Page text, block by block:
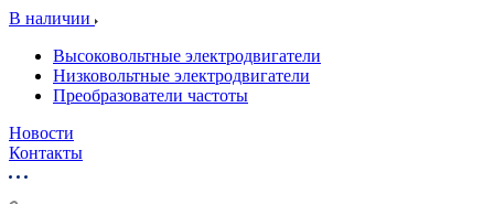
В наличии
Высоковольтные электродвигатели
Низковольтные электродвигатели
Преобразователи частоты
Новости
Контакты